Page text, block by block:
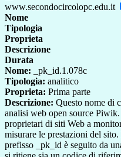
www.secondocircolopc.edu.it
Nome
Tipologia
Proprieta
Descrizione
Durata
Nome: _pk_id.1.078c
Tipologia: analitico
Proprieta: Prima parte
Descrizione: Questo nome di
analisi web open source
proprietari di siti Web a
misurare le prestazioni del
prefisso _pk_id è seguito da